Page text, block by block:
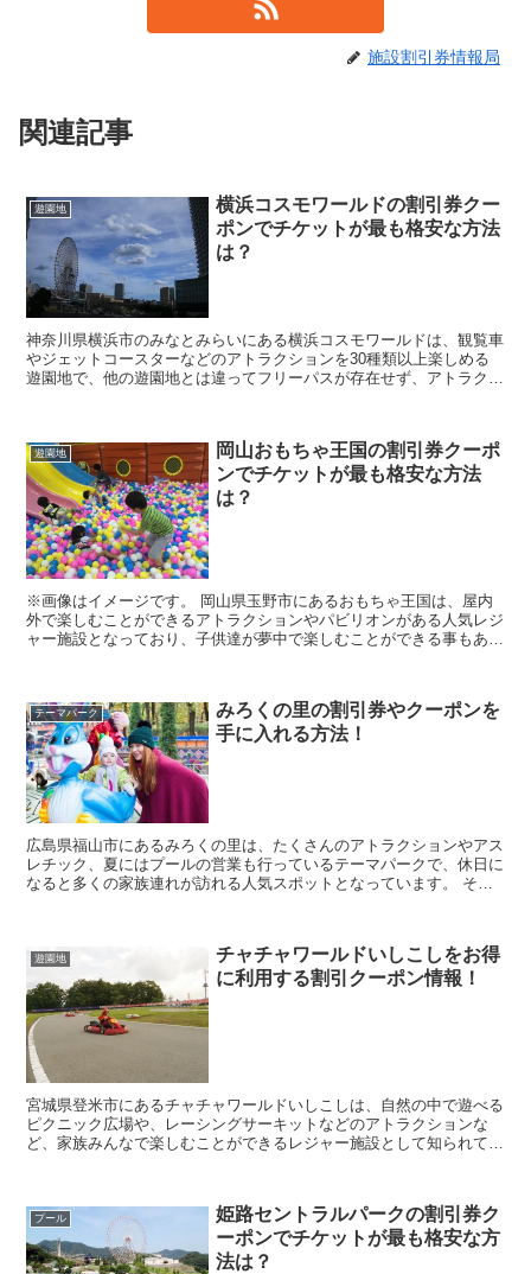
施設割引券情報局
関連記事
遊園地
横浜コスモワールドの割引券クー
ポンでチケットが最も格安な方法
は？
神奈川県横浜市のみなとみらいにある横浜コスモワールドは、観覧車
やジェットコースターなどのアトラクションを30種類以上楽しめる
遊園地で、他の遊園地とは違ってフリーパスが存在せず、アトラクシ
遊園地
岡山おもちゃ王国の割引券クーポ
ンでチケットが最も格安な方法
は？
※画像はイメージです。 岡山県玉野市にあるおもちゃ王国は、屋内
外で楽しむことができるアトラクションやパビリオンがある人気レジ
ャー施設となっており、子供達が夢中で楽しむことができる事もあっ
テーマパーク
みろくの里の割引券やクーポンを
手に入れる方法！
広島県福山市にあるみろくの里は、たくさんのアトラクションやアス
レチック、夏にはプールの営業も行っているテーマパークで、休日に
なると多くの家族連れが訪れる人気スポットとなっています。 そん
遊園地
チャチャワールドいしこしをお得
に利用する割引クーポン情報！
宮城県登米市にあるチャチャワールドいしこしは、自然の中で遊べる
ピクニック広場や、レーシングサーキットなどのアトラクションな
ど、家族みんなで楽しむことができるレジャー施設として知られてい
プール
姫路セントラルパークの割引券ク
ーポンでチケットが最も格安な方
法は？